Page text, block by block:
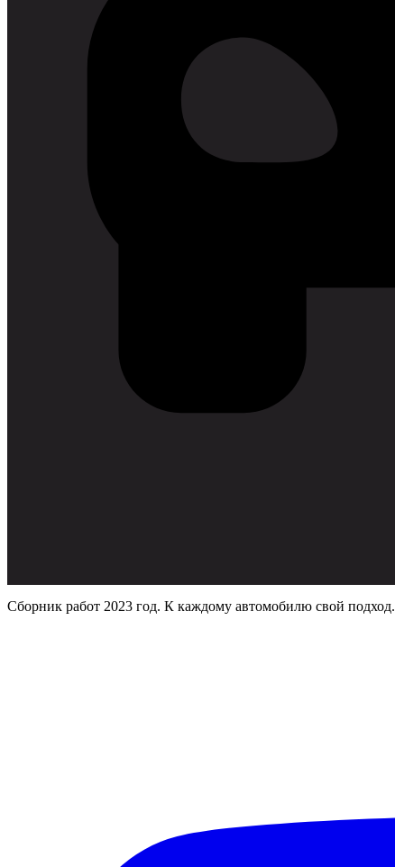
Сборник работ 2023 год. К каждому автомобилю свой подход.